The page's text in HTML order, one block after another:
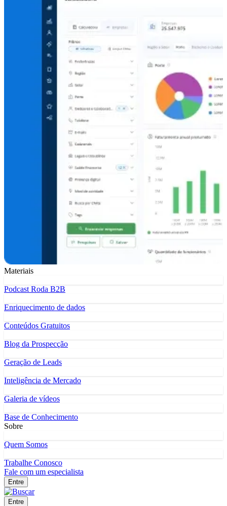
Materiais
Podcast Roda B2B
Enriquecimento de dados
Conteúdos Gratuitos
Blog da Prospecção
Geração de Leads
Inteligência de Mercado
Galeria de vídeos
Base de Conhecimento
Sobre
Quem Somos
Trabalhe Conosco
Fale com um especialista
Entre
Entre